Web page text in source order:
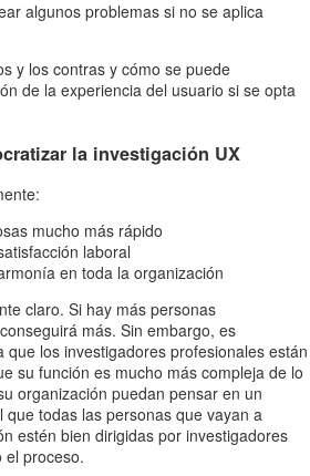
algunos problemas si no se aplica
y los contras y cómo se puede
de la experiencia del usuario si se opta
la investigación UX
mucho más rápido
laboral
en toda la organización
claro. Si hay más personas
más. Sin embargo, es
los investigadores profesionales están
su función es mucho más compleja de lo
organización puedan pensar en un
que todas las personas que vayan a
estén bien dirigidas por investigadores
el proceso.